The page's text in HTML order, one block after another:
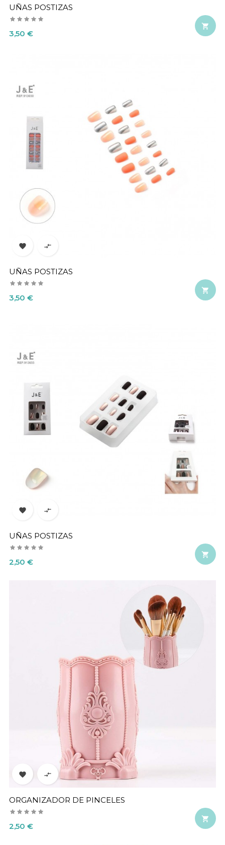
UÑAS POSTIZAS
Precio
3,50 €

 
UÑAS POSTIZAS
Precio
3,50 €

 
UÑAS POSTIZAS
Precio
2,50 €

 
ORGANIZADOR DE PINCELES
Precio
2,50 €
